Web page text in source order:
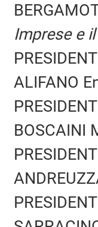
Imprese e
ALIFANO
BOSCAINI